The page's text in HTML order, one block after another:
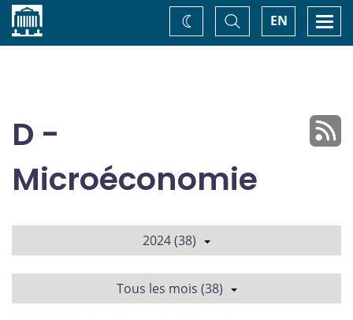
Accueil EN
Basculer
la
recherche
Changez
de
D -
Microéconomie
2024 (38)
Tous les mois (38)